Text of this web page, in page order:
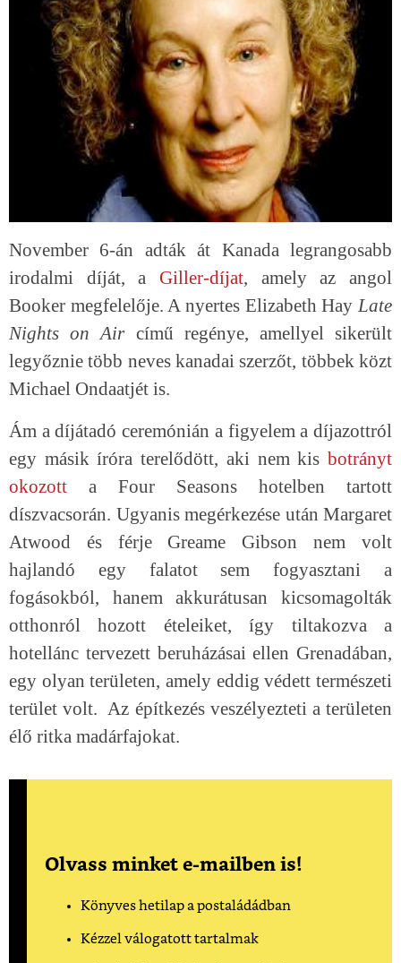
November 6-án adták át Kanada legrangosabb
irodalmi díját, a Giller-díjat, amely az angol
Booker megfelelője. A nyertes Elizabeth Hay Late
Nights on Aircímű regénye, amellyel sikerült
legyőznie több neves kanadai szerzőt, többek közt
Michael Ondaatjét is.
Ám a díjátadó ceremónián a figyelem a díjazottról
egy másik íróra terelődött, aki nem kis botrányt
okozott a Four Seasons hotelben tartott
díszvacsorán. Ugyanis megérkezése után Margaret
Atwood és férje Greame Gibson nem volt
hajlandó egy falatot sem fogyasztani a
fogásokból, hanem akkurátusan kicsomagolták
otthonról hozott ételeiket, így tiltakozva a
hotellánc tervezett beruházásai ellen Grenadában,
egy olyan területen, amely eddig védett természeti
terület volt. Az építkezés veszélyezteti a területen
élő ritka madárfajokat.
Olvass minket e-mailben is!
Könyves hetilap a postaládádban
Kézzel válogatott tartalmak